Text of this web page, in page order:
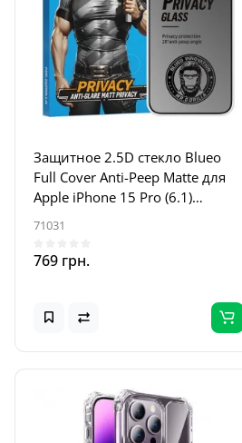
Защитное 2.5D стекло Blueo
Full Cover Anti-Peep Matte для
Apple iPhone 15 Pro (6.1)
71031
769 грн.